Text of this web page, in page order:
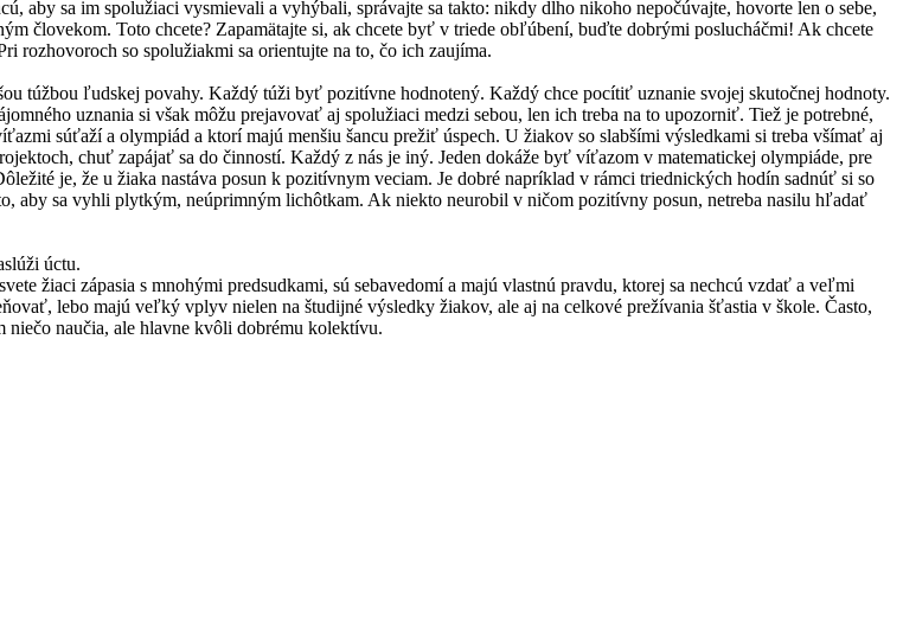
aby sa im spolužiaci vysmievali a vyhýbali, správajte sa takto: nikdy dlho nikoho nepočúvajte, hovorte len o sebe,
človekom. Toto chcete? Zapamätajte si, ak chcete byť v triede obľúbení, buďte dobrými poslucháčmi! Ak chcete
rozhovoroch so spolužiakmi sa orientujte na to, čo ich zaujíma.
túžbou ľudskej povahy. Každý túži byť pozitívne hodnotený. Každý chce pocítiť uznanie svojej skutočnej hodnoty.
uznania si však môžu prejavovať aj spolužiaci medzi sebou, len ich treba na to upozorniť. Tiež je potrebné,
súťaží a olympiád a ktorí majú menšiu šancu prežiť úspech. U žiakov so slabšími výsledkami si treba všímať aj
chuť zapájať sa do činností. Každý z nás je iný. Jeden dokáže byť víťazom v matematickej olympiáde, pre
je, že u žiaka nastáva posun k pozitívnym veciam. Je dobré napríklad v rámci triednických hodín sadnúť si so
aby sa vyhli plytkým, neúprimným lichôtkam. Ak niekto neurobil v ničom pozitívny posun, netreba nasilu hľadať
úctu.
žiaci zápasia s mnohými predsudkami, sú sebavedomí a majú vlastnú pravdu, ktorej sa nechcú vzdať a veľmi
lebo majú veľký vplyv nielen na študijné výsledky žiakov, ale aj na celkové prežívania šťastia v škole. Často,
niečo naučia, ale hlavne kvôli dobrému kolektívu.